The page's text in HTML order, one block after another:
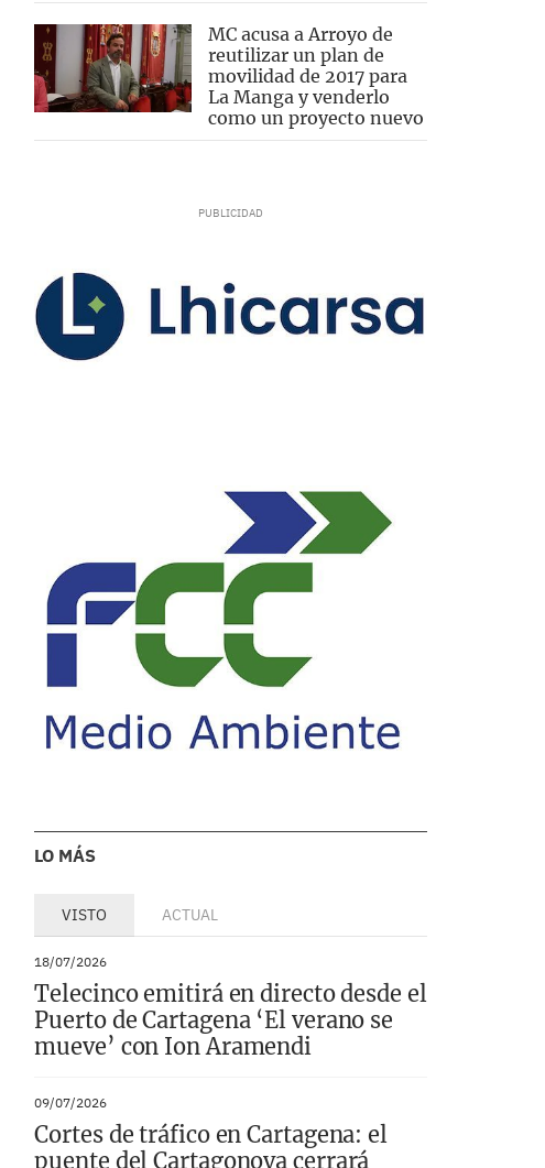
MC acusa a Arroyo de
reutilizar un plan de
movilidad de 2017 para
La Manga y venderlo
como un proyecto nuevo
LO MÁS
VISTO ACTUAL
18/07/2026
Telecinco emitirá en directo desde el
Puerto de Cartagena ‘El verano se
mueve’ con Ion Aramendi
09/07/2026
Cortes de tráfico en Cartagena: el
puente del Cartagonova cerrará